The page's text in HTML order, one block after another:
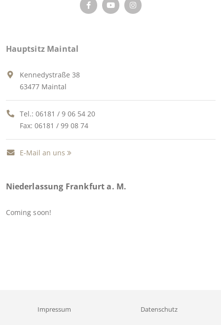
Hauptsitz Maintal
Kennedystraße 38
63477 Maintal
Tel.: 06181 / 9 06 54 20
Fax: 06181 / 99 08 74
E-Mail an uns
Niederlassung Frankfurt a. M.
Coming soon!
Impressum Datenschutz